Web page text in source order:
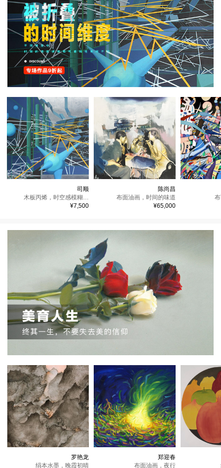
司顺
时空感模糊化的经典名画1号
木板丙烯，
¥7,500
陈尚昌
时间的味道
布面油画，
¥65,000
罗艳龙
晚霞初晴
绢本水墨，
郑迎春
夜行
布面油画，